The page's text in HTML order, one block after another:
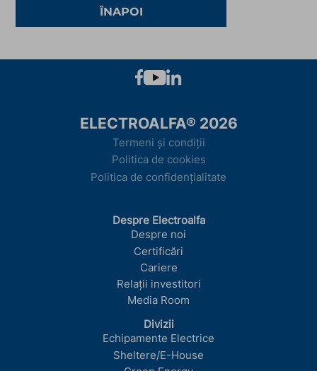
ÎNAPOI
ELECTROALFA® 2026
Termeni și condiții
Politica de cookies
Politica de confidențialitate
Despre Electroalfa
Despre noi
Certificări
Cariere
Relații investitori
Media Room
Divizii
Echipamente Electrice
Sheltere/E-House